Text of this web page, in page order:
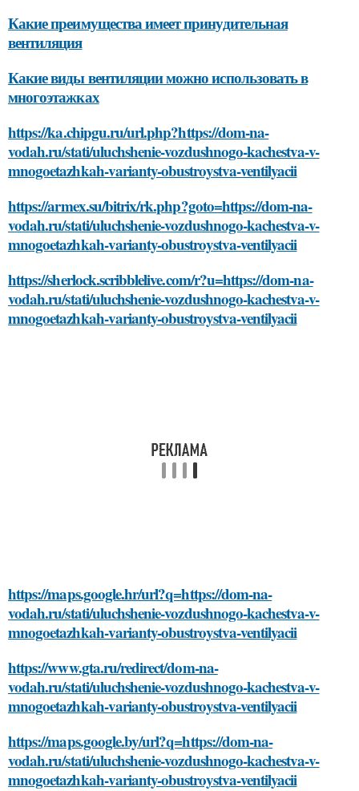
Какие преимущества имеет принудительная
вентиляция
Какие виды вентиляции можно использовать в
многоэтажках
https://ka.chipgu.ru/url.php?https://dom-na-
vodah.ru/stati/uluchshenie-vozdushnogo-kachestva-v-
mnogoetazhkah-varianty-obustroystva-ventilyacii
https://armex.su/bitrix/rk.php?goto=https://dom-na-
vodah.ru/stati/uluchshenie-vozdushnogo-kachestva-v-
mnogoetazhkah-varianty-obustroystva-ventilyacii
https://sherlock.scribblelive.com/r?u=https://dom-na-
vodah.ru/stati/uluchshenie-vozdushnogo-kachestva-v-
mnogoetazhkah-varianty-obustroystva-ventilyacii
https://maps.google.hr/url?q=https://dom-na-
vodah.ru/stati/uluchshenie-vozdushnogo-kachestva-v-
mnogoetazhkah-varianty-obustroystva-ventilyacii
https://www.gta.ru/redirect/dom-na-
vodah.ru/stati/uluchshenie-vozdushnogo-kachestva-v-
mnogoetazhkah-varianty-obustroystva-ventilyacii
https://maps.google.by/url?q=https://dom-na-
vodah.ru/stati/uluchshenie-vozdushnogo-kachestva-v-
mnogoetazhkah-varianty-obustroystva-ventilyacii